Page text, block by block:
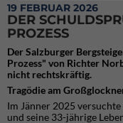
19 FEBRUAR 2026
DER
PROZESS
Der Salzburger
Prozess" von Richter
nicht rechtskräftig.
Tragödie am
Im Jänner 2025
und seine 33-jährige